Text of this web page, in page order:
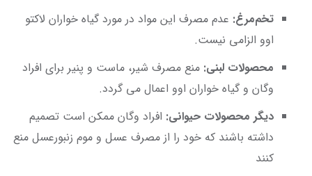
تخم‌مرغ: عدم مصرف این مواد در مورد گیاه خواران لاکتو
اوو الزامی نیست.
محصولات لبنی: منع مصرف شیر، ماست و پنیر برای افراد
وگان و گیاه خواران اوو اعمال می گردد.
دیگر محصولات حیوانی: افراد وگان ممکن است تصمیم
داشته باشند که خود را از مصرف عسل و موم زنبورعسل منع
کنند